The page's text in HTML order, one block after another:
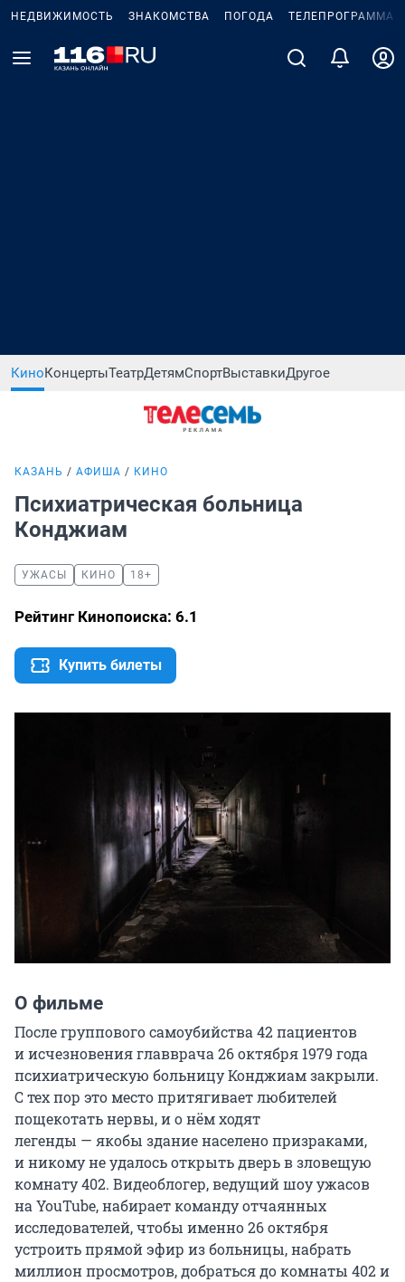
НЕДВИЖИМОСТЬ ЗНАКОМСТВА ПОГОДА ТЕЛЕПРОГРАММА
КиноКонцертыТеатрДетямСпортВыставкиДругое
КАЗАНЬ АФИША КИНО
Психиатрическая больница
Конджиам
УЖАСЫ КИНО 18+
Рейтинг Кинопоиска: 6.1
Купить билеты
О фильме
После группового самоубийства 42 пациентов
и исчезновения главврача 26 октября 1979 года
психиатрическую больницу Конджиам закрыли.
С тех пор это место притягивает любителей
пощекотать нервы, и о нём ходят
легенды — якобы здание населено призраками,
и никому не удалось открыть дверь в зловещую
комнату 402. Видеоблогер, ведущий шоу ужасов
на YouTube, набирает команду отчаянных
исследователей, чтобы именно 26 октября
устроить прямой эфир из больницы, набрать
миллион просмотров, добраться до комнаты 402 и